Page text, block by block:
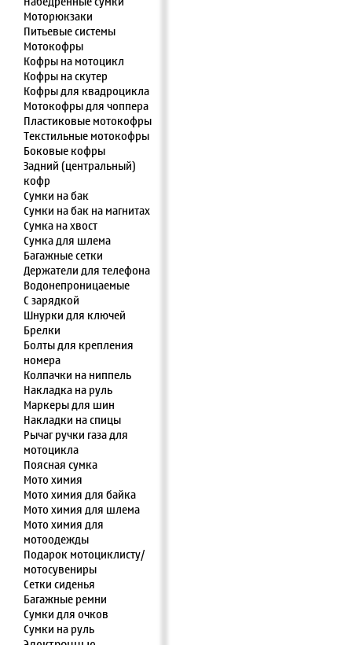
Моторюкзаки
Питьевые системы
Мотокофры
Кофры на мотоцикл
Кофры на скутер
Кофры для квадроцикла
Мотокофры для чоппера
Пластиковые мотокофры
Текстильные мотокофры
Боковые кофры
Задний (центральный)
кофр
Сумки на бак
Сумки на бак на магнитах
Сумка на хвост
Сумка для шлема
Багажные сетки
Держатели для телефона
Водонепроницаемые
С зарядкой
Шнурки для ключей
Брелки
Болты для крепления
номера
Колпачки на ниппель
Накладка на руль
Маркеры для шин
Накладки на спицы
Рычаг ручки газа для
мотоцикла
Поясная сумка
Мото химия
Мото химия для байка
Мото химия для шлема
Мото химия для
мотоодежды
Подарок мотоциклисту/
мотосувениры
Сетки сиденья
Багажные ремни
Сумки для очков
Сумки на руль